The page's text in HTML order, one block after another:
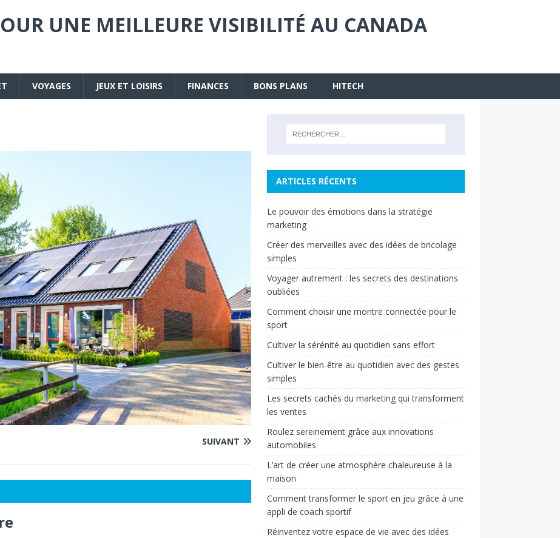
UNE MEILLEURE VISIBILITÉ AU CANADA
VOYAGES JEUX ET LOISIRS FINANCES BONS PLANS HITECH
SUIVANT
ARTICLES RÉCENTS
Le pouvoir des émotions dans la stratégie
marketing
Créer des merveilles avec des idées de bricolage
simples
Voyager autrement : les secrets des destinations
oubliées
Comment choisir une montre connectée pour le
sport
Cultiver la sérénité au quotidien sans effort
Cultiver le bien-être au quotidien avec des gestes
simples
Les secrets cachés du marketing qui transforment
les ventes
Roulez sereinement grâce aux innovations
automobiles
L’art de créer une atmosphère chaleureuse à la
maison
Comment transformer le sport en jeu grâce à une
appli de coach sportif
Réinventez votre espace de vie avec des idées